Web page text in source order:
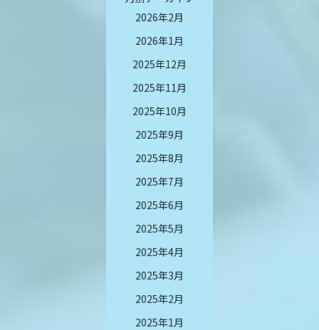
2026年2月
2026年1月
2025年12月
2025年11月
2025年10月
2025年9月
2025年8月
2025年7月
2025年6月
2025年5月
2025年4月
2025年3月
2025年2月
2025年1月